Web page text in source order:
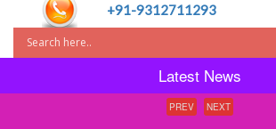
+91-9312711293
Latest News
PREV NEXT